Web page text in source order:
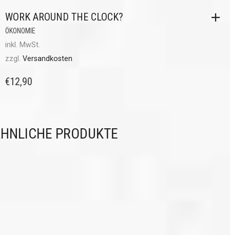
WORK AROUND THE CLOCK?
ÖKONOMIE
inkl. MwSt.
zzgl. Versandkosten
€12,90
PRODUKTE